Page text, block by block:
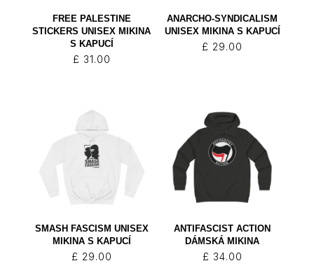
FREE PALESTINE
STICKERS UNISEX MIKINA
S KAPUCÍ
£ 31.00
ANARCHO-SYNDICALISM
UNISEX MIKINA S KAPUCÍ
£ 29.00
SMASH FASCISM UNISEX
MIKINA S KAPUCÍ
£ 29.00
ANTIFASCIST ACTION
DÁMSKÁ MIKINA
£ 34.00